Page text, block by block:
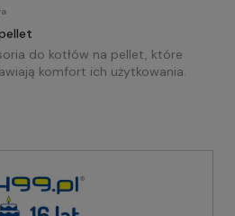
do kotłów na pellet, które
komfort ich użytkowania.